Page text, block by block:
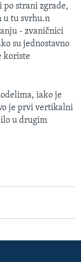
strani zgrade,
u tu svrhu.n
- zvaničnici
su jednostavno
koriste
iako je
je prvi vertikalni
u drugim